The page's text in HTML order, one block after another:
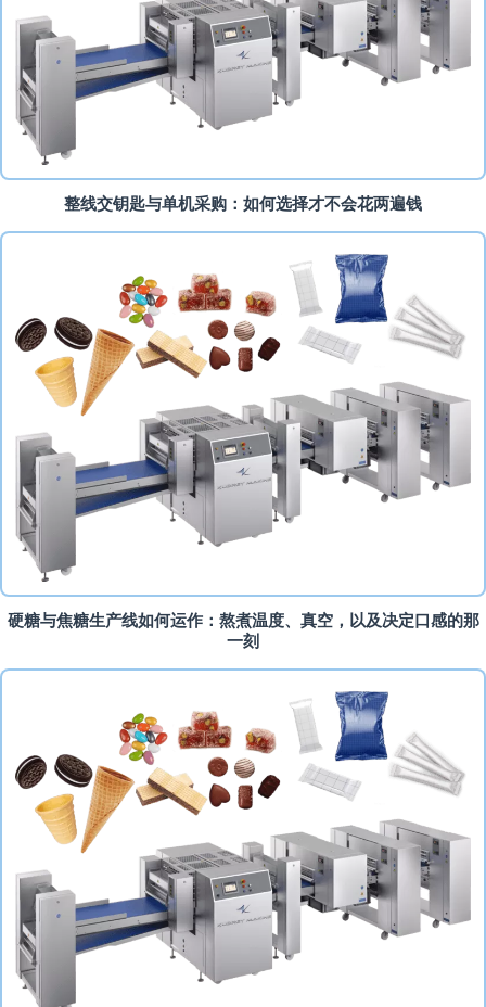
整线交钥匙与单机采购：如何选择才不会花两遍钱
硬糖与焦糖生产线如何运作：熬煮温度、真空，以及决定口感的那
一刻